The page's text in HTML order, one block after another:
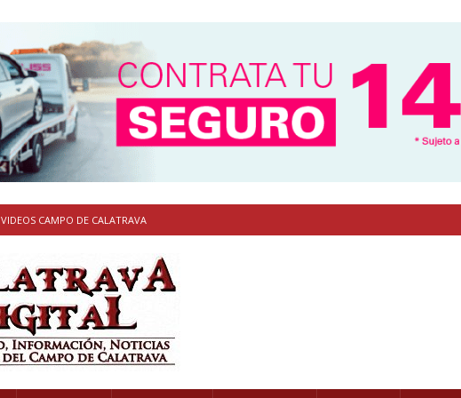
VIDEOS CAMPO DE CALATRAVA